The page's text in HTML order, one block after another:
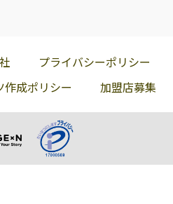
プライバシーポリシー
作成ポリシー 加盟店募集